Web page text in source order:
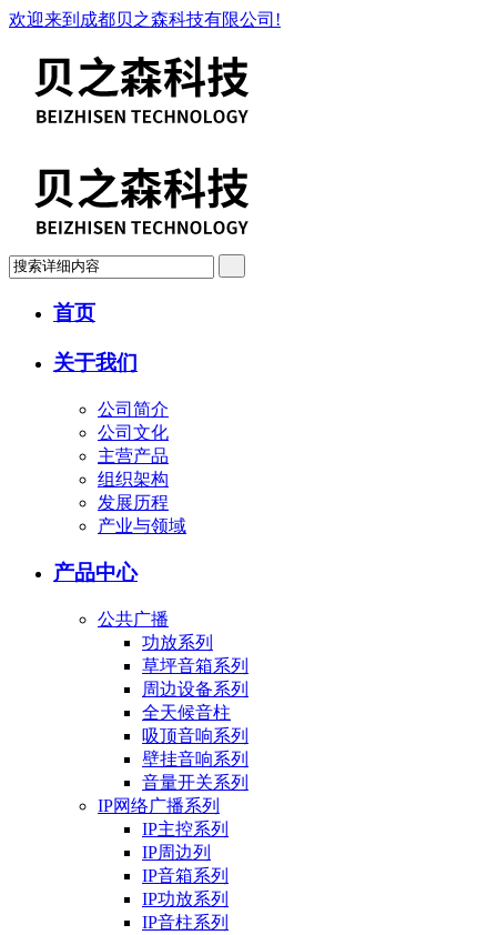
欢迎来到成都贝之森科技有限公司!
首页
关于我们
公司简介
公司文化
主营产品
组织架构
发展历程
产业与领域
产品中心
公共广播
功放系列
草坪音箱系列
周边设备系列
全天候音柱
吸顶音响系列
壁挂音响系列
音量开关系列
IP网络广播系列
IP主控系列
IP周边列
IP音箱系列
IP功放系列
IP音柱系列